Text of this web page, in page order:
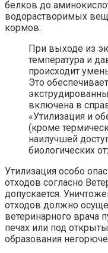
белков до
водорастворимых
кормов.
При выходе из
температура и
происходит
Это
включена в
«Утилизация и
(кроме
наилучшей
биологических
Утилизация особо
отходов согласно
допускается.
отходов должно
ветеринарного врача
печах или под
образования